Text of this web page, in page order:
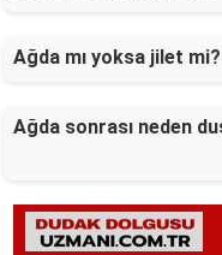
Ağda mı yoksa jilet mi?
Ağda sonrası neden